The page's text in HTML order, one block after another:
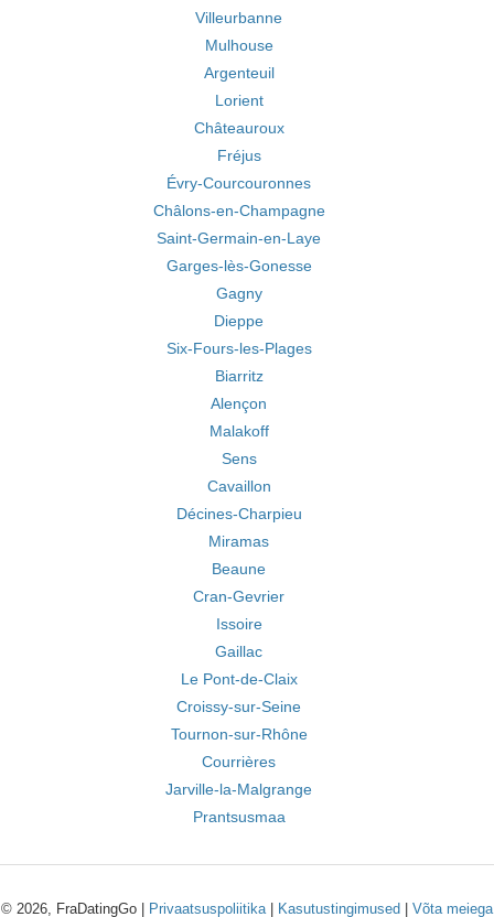
Villeurbanne
Mulhouse
Argenteuil
Lorient
Châteauroux
Fréjus
Évry-Courcouronnes
Châlons-en-Champagne
Saint-Germain-en-Laye
Garges-lès-Gonesse
Gagny
Dieppe
Six-Fours-les-Plages
Biarritz
Alençon
Malakoff
Sens
Cavaillon
Décines-Charpieu
Miramas
Beaune
Cran-Gevrier
Issoire
Gaillac
Le Pont-de-Claix
Croissy-sur-Seine
Tournon-sur-Rhône
Courrières
Jarville-la-Malgrange
Prantsusmaa
© 2026, FraDatingGo | Privaatsuspoliitika| Kasutustingimused Võta meiega